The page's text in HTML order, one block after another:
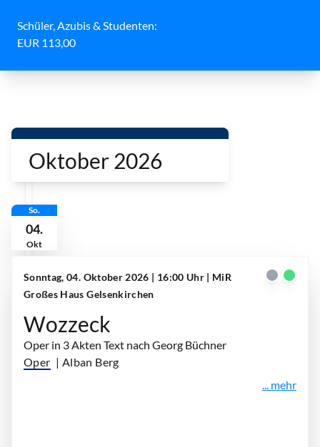
Schüler, Azubis & Studenten:
EUR 113,00
Oktober 2026
So.
04.
Okt
Sonntag, 04. Oktober 2026 | 16:00 Uhr | MiR
Großes Haus Gelsenkirchen
Wozzeck
Oper in 3 Akten Text nach Georg Büchner
Oper | Alban Berg
... mehr